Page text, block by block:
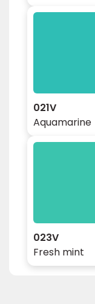
021V
Aquamarine
023V
Fresh mint